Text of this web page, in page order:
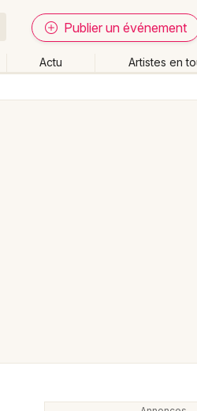
Publier un événement
Actu Artistes en